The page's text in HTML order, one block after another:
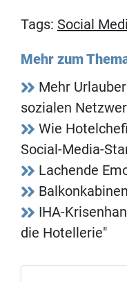
Tags: Social
Mehr zum
Mehr
sozialen
Wie
Social-Media-
Lachende
IHA-
die Hotellerie"